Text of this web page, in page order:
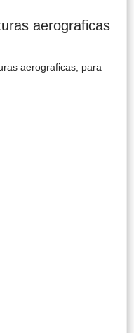
aerograficas
aerograficas, para